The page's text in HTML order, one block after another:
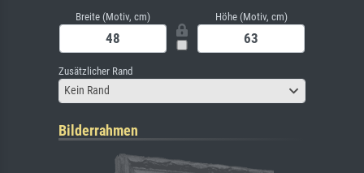
Breite (Motiv, cm) Höhe (Motiv, cm)
Zusätzlicher Rand
Kein Rand
Bilderrahmen